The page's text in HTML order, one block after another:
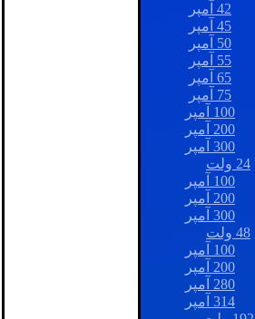
42 آمپر
45 آمپر
50 آمپر
55 آمپر
65 آمپر
75 آمپر
100 آمپر
200 آمپر
300 آمپر
24 ولت
100 آمپر
200 آمپر
300 آمپر
48 ولت
100 آمپر
200 آمپر
280 آمپر
314 آمپر